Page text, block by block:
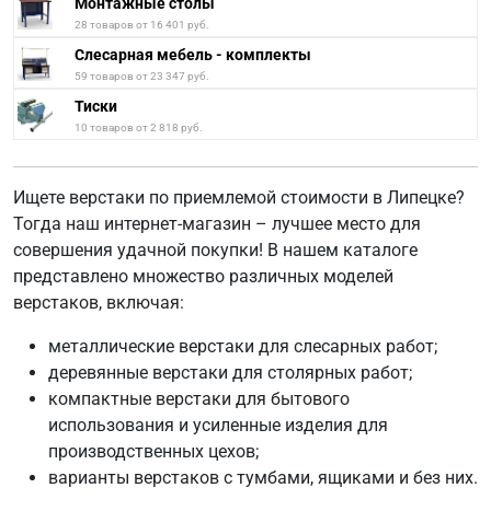
28 товаров от 16 401 руб.
Слесарная мебель - комплекты
59 товаров от 23 347 руб.
Тиски
10 товаров от 2 818 руб.
Ищете верстаки по приемлемой стоимости в Липецке?
Тогда наш интернет-магазин – лучшее место для
совершения удачной покупки! В нашем каталоге
представлено множество различных моделей
верстаков, включая:
металлические верстаки для слесарных работ;
деревянные верстаки для столярных работ;
компактные верстаки для бытового
использования и усиленные изделия для
производственных цехов;
варианты верстаков с тумбами, ящиками и без них.